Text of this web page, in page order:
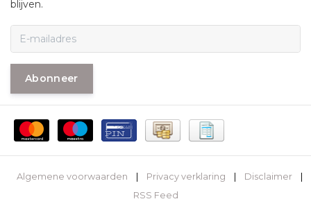
blijven.
Abonneer
Algemene voorwaarden Privacy verklaring Disclaimer
RSS Feed